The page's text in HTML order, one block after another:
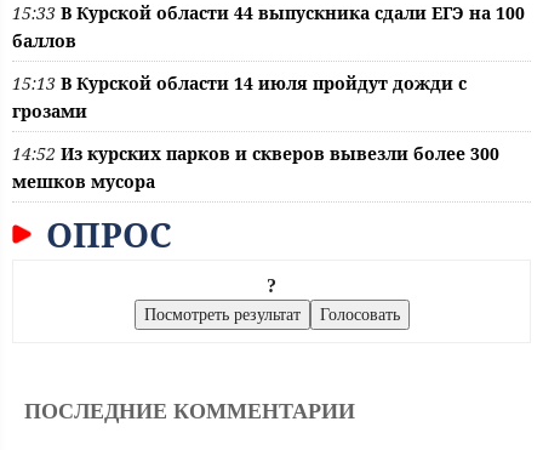
15:33 В Курской области 44 выпускника сдали ЕГЭ на 100
баллов
15:13 В Курской области 14 июля пройдут дожди с
грозами
14:52 Из курских парков и скверов вывезли более 300
мешков мусора
ОПРОС
?
ПОСЛЕДНИЕ КОММЕНТАРИИ